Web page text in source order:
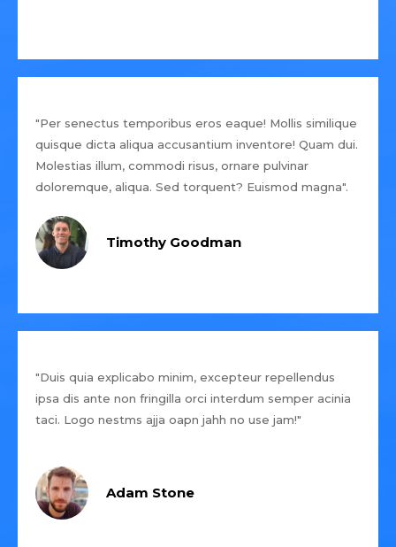
"Per senectus temporibus eros eaque! Mollis similique
quisque dicta aliqua accusantium inventore! Quam dui.
Molestias illum, commodi risus, ornare pulvinar
doloremque, aliqua. Sed torquent? Euismod magna".
Timothy Goodman
"Duis quia explicabo minim, excepteur repellendus
ipsa dis ante non fringilla orci interdum semper acinia
taci. Logo nestms ajja oapn jahh no use jam!"
Adam Stone